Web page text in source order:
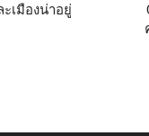
เมืองน่าอยู่